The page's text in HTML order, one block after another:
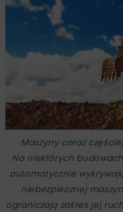
Maszyny coraz
Na niektórych
automatycznie
niebezpiecznej
ograniczają zakres jej